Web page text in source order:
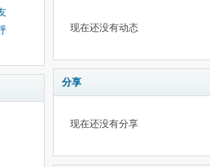
现在还没有动态
分享
现在还没有分享